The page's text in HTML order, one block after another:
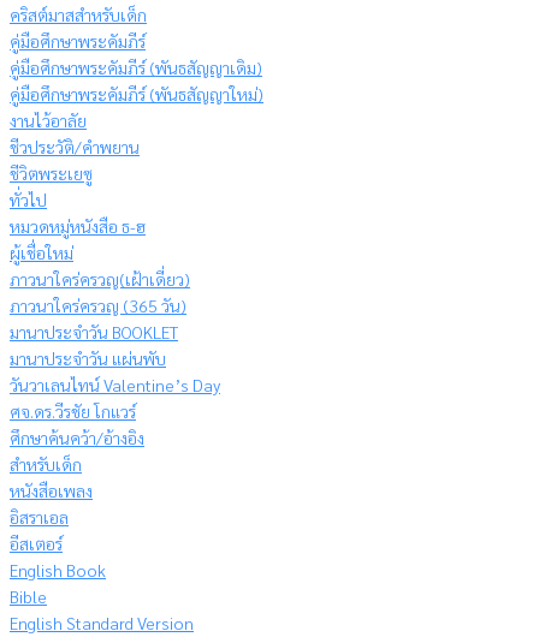
คริสต์มาสสำหรับเด็ก
คู่มือศึกษาพระคัมภีร์
คู่มือศึกษาพระคัมภีร์ (พันธสัญญาเดิม)
คู่มือศึกษาพระคัมภีร์ (พันธสัญญาใหม่)
งานไว้อาลัย
ชีวประวัติ/คำพยาน
ชีวิตพระเยซู
ทั่วไป
หมวดหมู่หนังสือ ธ-ฮ
ผู้เชื่อใหม่
ภาวนาใคร่ครวญ(เฝ้าเดี่ยว)
ภาวนาใคร่ครวญ (365 วัน)
มานาประจำวัน BOOKLET
มานาประจำวัน แผ่นพับ
วันวาเลนไทน์ Valentine’s Day
ศจ.ดร.วีรชัย โกแวร์
ศึกษาค้นคว้า/อ้างอิง
สำหรับเด็ก
หนังสือเพลง
อิสราเอล
อีสเตอร์
English Book
Bible
English Standard Version